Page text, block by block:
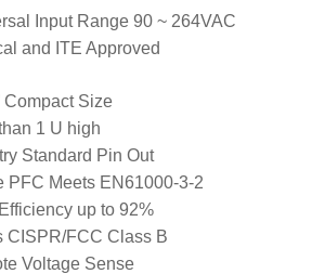
Input Range 90 ~ 264VAC
and ITE Approved
Compact Size
1 U high
Standard Pin Out
PFC Meets EN61000-3-2
up to 92%
CISPR/FCC Class B
Voltage Sense